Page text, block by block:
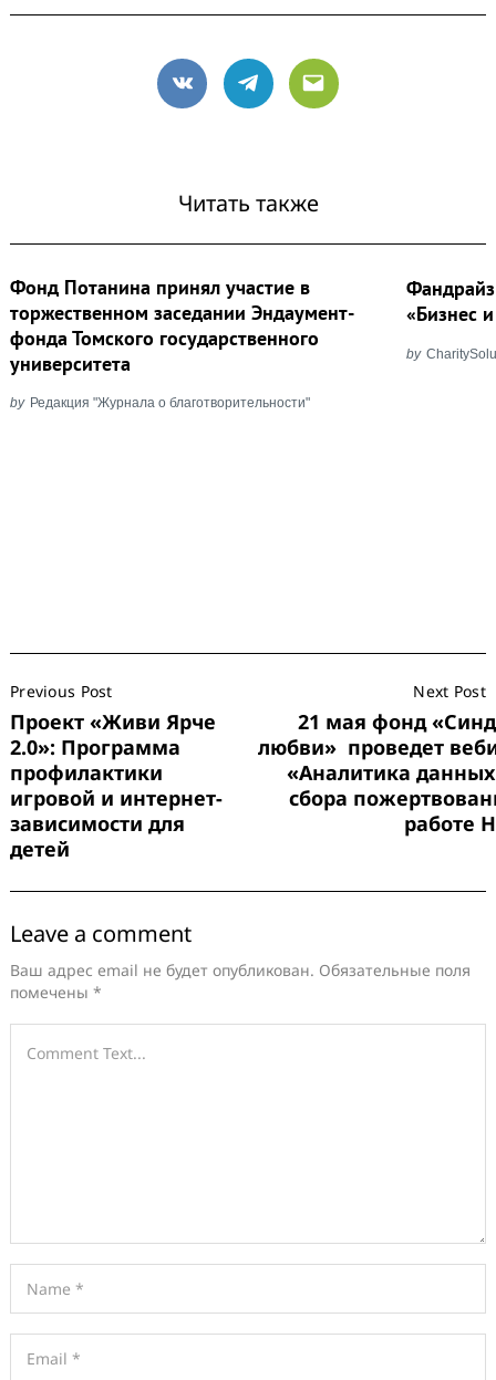
VK Telegram
Email
Читать также
Фонд Потанина принял участие в
торжественном заседании Эндаумент-
фонда Томского государственного
университета
by Редакция "Журнала о благотворительности"
«Бизнес
by
Navigation
Previous Post
Проект «Живи Ярче
2.0»: Программа
профилактики
игровой и интернет-
зависимости для
детей
Next Post
21 мая фонд
любви» проведет
«Аналитика
сбора
работе
Leave a comment
Ваш адрес email не будет опубликован. Обязательные поля
помечены *